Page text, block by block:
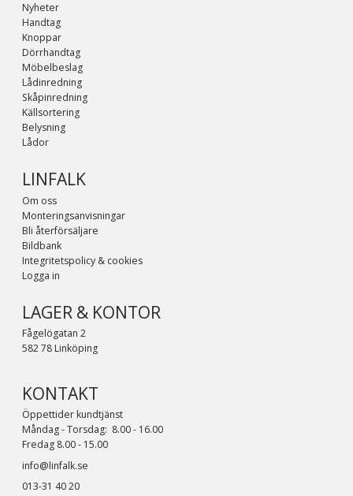
Nyheter
Handtag
Knoppar
Dörrhandtag
Möbelbeslag
Lådinredning
Skåpinredning
Källsortering
Belysning
Lådor
LINFALK
Om oss
Monteringsanvisningar
Bli återförsäljare
Bildbank
Integritetspolicy & cookies
Logga in
LAGER & KONTOR
Fågelögatan 2
582 78 Linköping
KONTAKT
Öppettider kundtjänst
Måndag - Torsdag: 8.00 - 16.00
Fredag 8.00 - 15.00
info@linfalk.se
013-31 40 20